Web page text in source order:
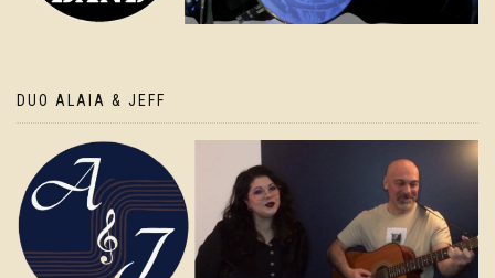
DUO ALAIA & JEFF